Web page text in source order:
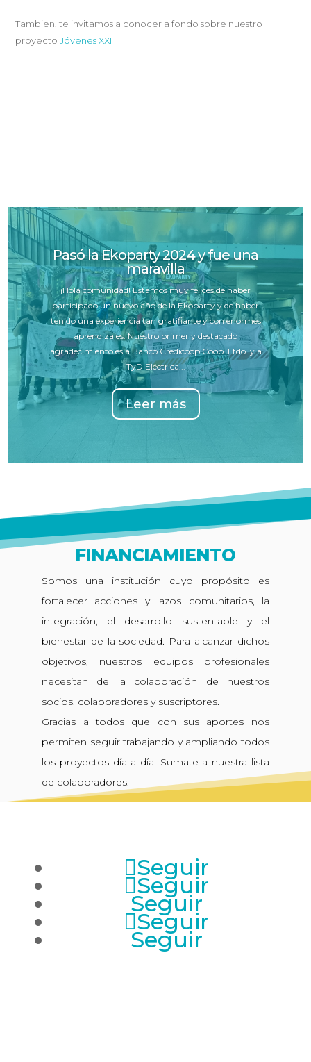
Tambien, te invitamos a conocer a fondo sobre nuestro
proyectoJóvenes XXI
Pasó la Ekoparty 2024 y fue una
maravilla
¡Hola comunidad! Estamos muy felices de haber
participado un nuevo año de la Ekoparty y de haber
tenido una experiencia tan gratifiante y con enormes
aprendizajes. Nuestro primer y destacado
agradecimiento es a Banco Credicoop Coop. Ltdo. y a
TyD Eléctrica...
Leer más
FINANCIAMIENTO
Somos una institución cuyo propósito es
fortalecer acciones y lazos comunitarios, la
integración, el desarrollo sustentable y el
bienestar de la sociedad. Para alcanzar dichos
objetivos, nuestros equipos profesionales
necesitan de la colaboración de nuestros
socios, colaboradores y suscriptores.
Gracias a todos que con sus aportes nos
permiten seguir trabajando y ampliando todos
los proyectos día a día. Sumate a nuestra lista
de colaboradores.
Seguir
Seguir
Seguir
Seguir
Seguir